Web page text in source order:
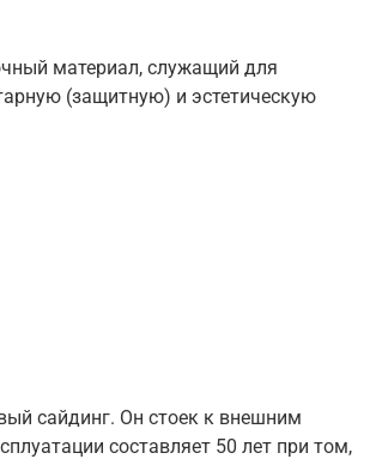
материал, служащий для
(защитную) и эстетическую
сайдинг. Он стоек к внешним
составляет 50 лет при том,